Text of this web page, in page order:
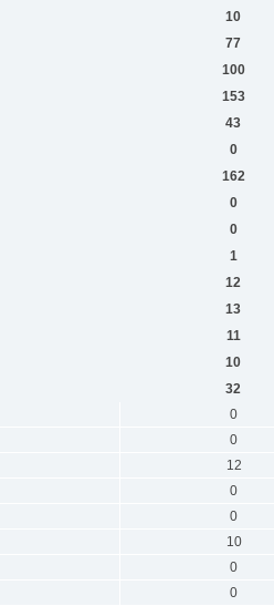
10
77
100
153
43
0
162
0
0
1
12
13
11
10
32
0
0
12
0
0
10
0
0